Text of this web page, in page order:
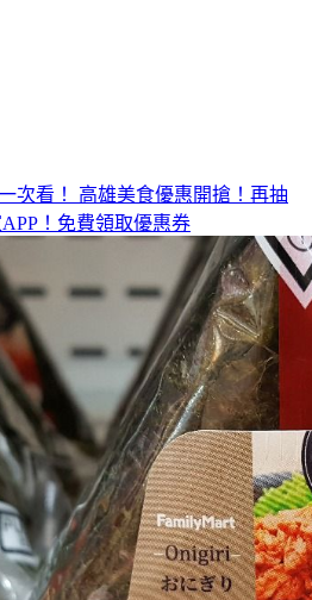
次看！ 高雄美食優惠開搶！再抽
！免費領取優惠券